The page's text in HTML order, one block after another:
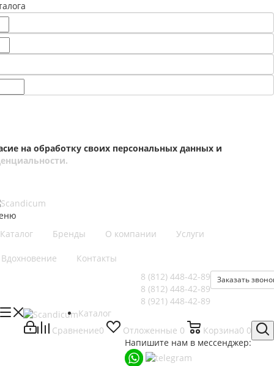
на обработку своих персональных данных и
Каталог
Бренды О компании Услуги
Вдохновение Контакты
Заказать
8 (812) 448-42-89
8 (812) 448-42-89
8 (921) 448-42-89
Сравнение0 Отложенные 0 Корзина0 0
Напишите нам в мессенджер:
Каталог